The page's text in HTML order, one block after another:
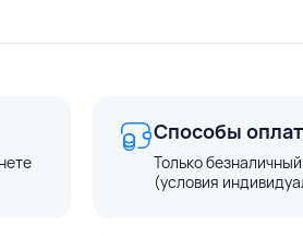
Способы
Только
(условия